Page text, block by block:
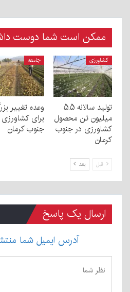
ممکن است شما دوست
کشاورزی
تولید سالانه ۵.۵
میلیون تن محصول
کشاورزی در جنوب
کرمان
جامعه
وعده تغییر
برای کشاورزی
جنوب کرمان
قبل بعد
ارسال یک پاسخ
آدرس ایمیل شما